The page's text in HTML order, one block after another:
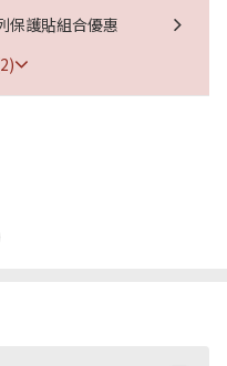
保護貼組合優惠